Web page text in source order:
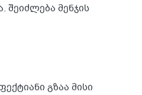
შეიძლება მენჯის
გზაა მისი